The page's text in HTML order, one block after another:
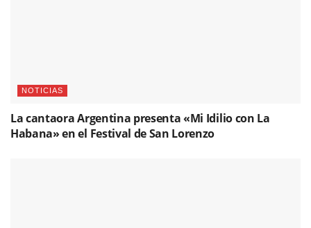
NOTICIAS
La cantaora Argentina presenta «Mi Idilio con La
Habana» en el Festival de San Lorenzo